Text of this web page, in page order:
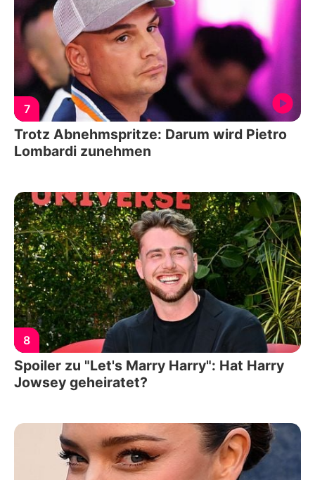
7
Trotz Abnehmspritze: Darum wird Pietro
Lombardi zunehmen
8
Spoiler zu "Let's Marry Harry": Hat Harry
Jowsey geheiratet?